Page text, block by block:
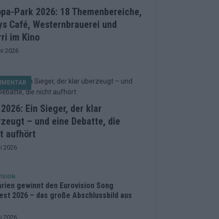
Park 2026: 18 Themenbereiche,
Café, Westernbrauerei und
im Kino
2026
2026: Ein Sieger, der klar
– und eine Debatte, die
aufhört
2026
gewinnt den Eurovision Song
2026 – das große Abschlussbild aus
2026